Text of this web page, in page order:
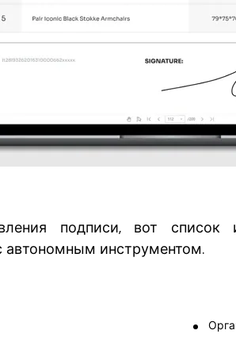
подписи, вот список
автономным инструментом.